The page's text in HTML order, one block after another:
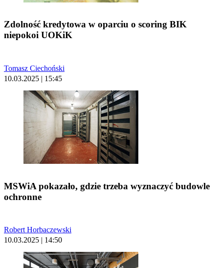
Zdolność kredytowa w oparciu o scoring BIK
niepokoi UOKiK
Tomasz Ciechoński
10.03.2025 | 15:45
MSWiA pokazało, gdzie trzeba wyznaczyć budowle
ochronne
Robert Horbaczewski
10.03.2025 | 14:50